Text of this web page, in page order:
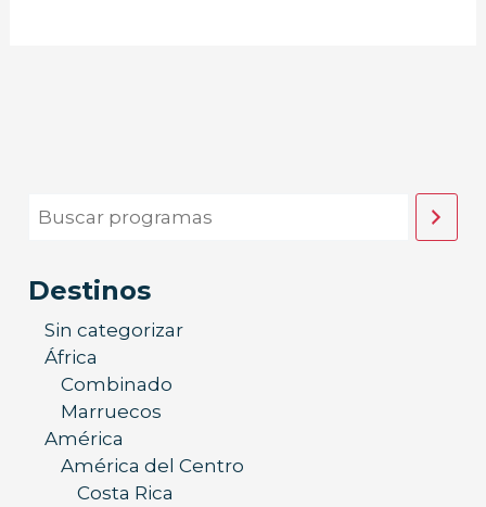
Destinos
Sin categorizar
África
Combinado
Marruecos
América
América del Centro
Costa Rica